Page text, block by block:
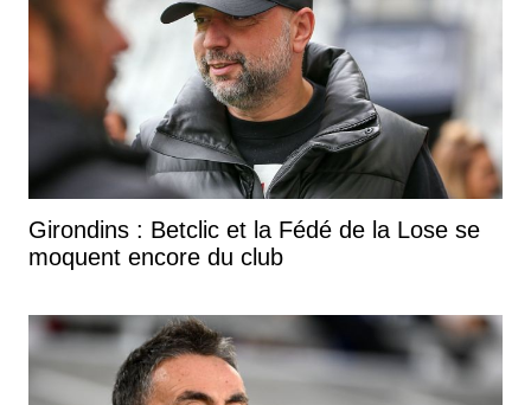
Girondins : Betclic et la Fédé de la Lose se
moquent encore du club